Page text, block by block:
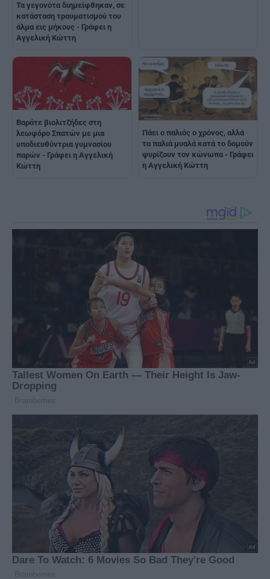
Τα γεγονότα διημείφθηκαν, σε
κατάσταση τραυματισμού του
άλμα εις μήκους - Γράφει η
Αγγελική Κώττη
Βαράτε βιολιτζήδες στη
λεωφόρο Σπατών με μια
υποδιευθύντρια γυμνασίου
παρών - Γράφει η Αγγελική
Κώττη
Πάει ο παλιός ο χρόνος, αλλά
τα παλιά μυαλά κατά το δομούν
ψυρίζουν τον κώνωπα - Γράφει
η Αγγελική Κώττη